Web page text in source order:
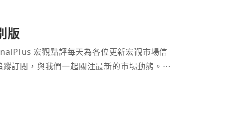
版
宏觀點評每天為各位更新宏觀市場信
訂閱，與我們一起關注最新的市場動態。⋯